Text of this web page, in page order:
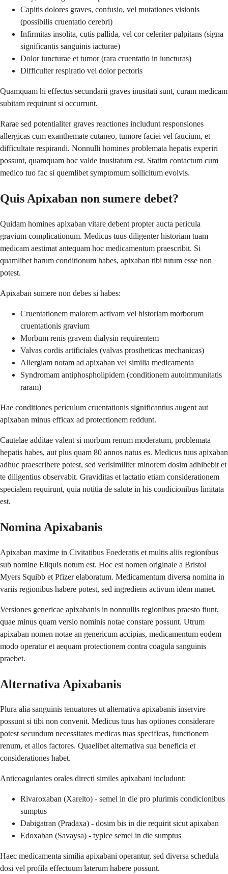
Capitis dolores graves, confusio, vel mutationes visionis
(possibilis cruentatio cerebri)
Infirmitas insolita, cutis pallida, vel cor celeriter palpitans (signa
significantis sanguinis iacturae)
Dolor iuncturae et tumor (rara cruentatio in iuncturas)
Difficulter respiratio vel dolor pectoris
Quamquam hi effectus secundarii graves inusitati sunt, curam medicam
subitam requirunt si occurrunt.
Rarae sed potentialiter graves reactiones includunt responsiones
allergicas cum exanthemate cutaneo, tumore faciei vel faucium, et
difficultate respirandi. Nonnulli homines problemata hepatis experiri
possunt, quamquam hoc valde inusitatum est. Statim contactum cum
medico tuo fac si quemlibet symptomum sollicitum evolvis.
Quis Apixaban non sumere debet?
Quidam homines apixaban vitare debent propter aucta pericula
gravium complicationum. Medicus tuus diligenter historiam tuam
medicam aestimat antequam hoc medicamentum praescribit. Si
quamlibet harum conditionum habes, apixaban tibi tutum esse non
potest.
Apixaban sumere non debes si habes:
Cruentationem maiorem activam vel historiam morborum
cruentationis gravium
Morbum renis gravem dialysin requirentem
Valvas cordis artificiales (valvas prostheticas mechanicas)
Allergiam notam ad apixaban vel similia medicamenta
Syndromam antiphospholipidem (conditionem autoimmunitatis
raram)
Hae conditiones periculum cruentationis significantius augent aut
apixaban minus efficax ad protectionem reddunt.
Cautelae additae valent si morbum renum moderatum, problemata
hepatis habes, aut plus quam 80 annos natus es. Medicus tuus apixaban
adhuc praescribere potest, sed verisimiliter minorem dosim adhibebit et
te diligentius observabit. Graviditas et lactatio etiam considerationem
specialem requirunt, quia notitia de salute in his condicionibus limitata
est.
Nomina Apixabanis
Apixaban maxime in Civitatibus Foederatis et multis aliis regionibus
sub nomine Eliquis notum est. Hoc est nomen originale a Bristol
Myers Squibb et Pfizer elaboratum. Medicamentum diversa nomina in
variis regionibus habere potest, sed ingrediens activum idem manet.
Versiones genericae apixabanis in nonnullis regionibus praesto fiunt,
quae minus quam versio nominis notae constare possunt. Utrum
apixaban nomen notae an genericum accipias, medicamentum eodem
modo operatur et aequam protectionem contra coagula sanguinis
praebet.
Alternativa Apixabanis
Plura alia sanguinis tenuatores ut alternativa apixabanis inservire
possunt si tibi non convenit. Medicus tuus has optiones considerare
potest secundum necessitates medicas tuas specificas, functionem
renum, et alios factores. Quaelibet alternativa sua beneficia et
considerationes habet.
Anticoagulantes orales directi similes apixabani includunt:
Rivaroxaban (Xarelto) - semel in die pro plurimis condicionibus
sumptus
Dabigatran (Pradaxa) - dosim bis in die requirit sicut apixaban
Edoxaban (Savaysa) - typice semel in die sumptus
Haec medicamenta similia apixabani operantur, sed diversa schedula
dosi vel profila effectuum laterum habere possunt.